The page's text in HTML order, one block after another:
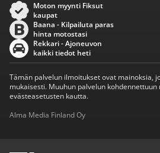
Moton myynti Fiksut
kaupat
Baana - Kilpailuta paras
hinta motostasi
Rekkari - Ajoneuvon
kaikki tiedot heti
Tämän palvelun ilmoitukset ovat mainoksia,
mukaisesti. Muuhun palvelun
evästeasetusten kautta.
Alma Media Finland Oy